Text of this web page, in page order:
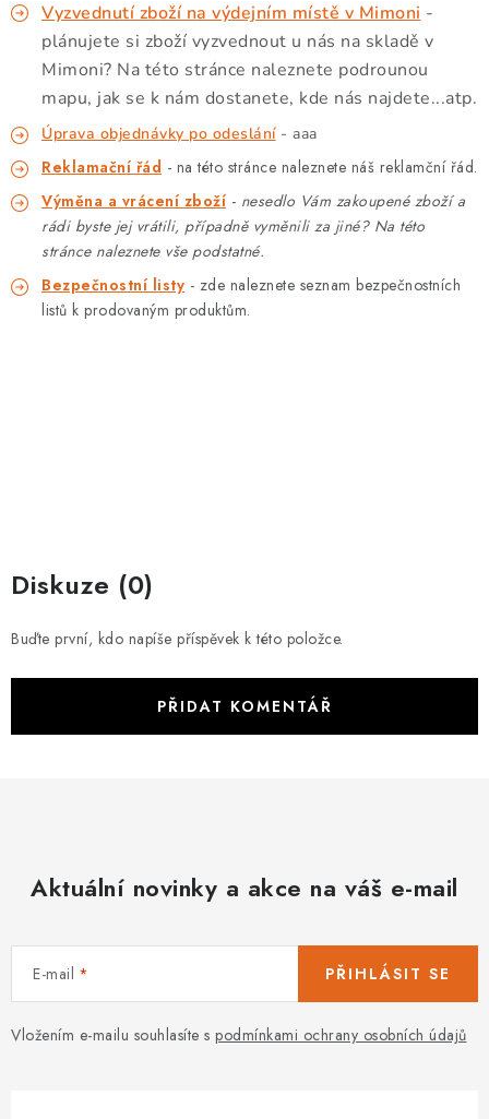
Vyzvednutí zboží na výdejním místě v Mimoni -
plánujete si zboží vyzvednout u nás na skladě v
Mimoni? Na této stránce naleznete podrounou
mapu, jak se k nám dostanete, kde nás najdete...atp.
Úprava objednávky po odeslání- aaa
Reklamační řád - na této stránce naleznete náš reklamční řád.
Výměna a vrácení zboží - nesedlo Vám zakoupené zboží a
rádi byste jej vrátili, případně vyměnili za jiné? Na této
stránce naleznete vše podstatné.
Bezpečnostní listy - zde naleznete seznam bezpečnostních
listů k prodovaným produktům.
Diskuze (0)
Buďte první, kdo napíše příspěvek k této položce.
PŘIDAT KOMENTÁŘ
Aktuální novinky a akce na váš e-mail
E-mail
Vložením e-mailu souhlasíte s podmínkami ochrany osobních údajů
PŘIHLÁSIT SE